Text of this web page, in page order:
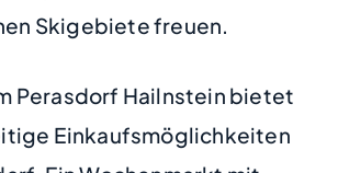
Skigebiete freuen.
Perasdorf Hailnstein bietet
Einkaufsmöglichkeiten